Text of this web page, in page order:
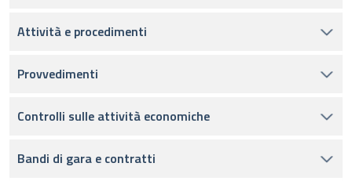
Attività e procedimenti
Provvedimenti
Controlli sulle attività economiche
Bandi di gara e contratti